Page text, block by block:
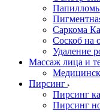
Саркома
Соскоб на
Удаление
Массаж лица и
Пирсинг
Пирсинг
Пирсинг